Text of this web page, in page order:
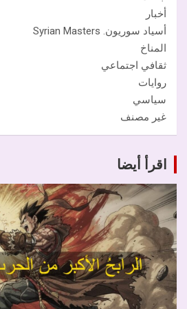
أخبار
أسياد سوريون. Syrian Masters
المناخ
ثقافي اجتماعي
روايات
سياسي
غير مصنف
اقرأ أيضا